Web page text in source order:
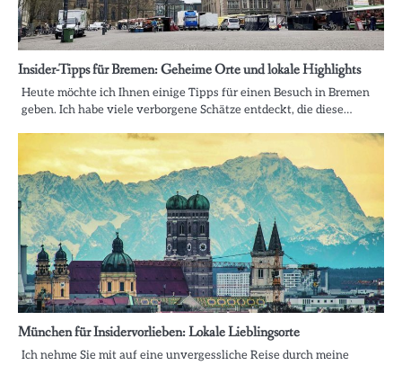
Insider-Tipps für Bremen: Geheime Orte und lokale Highlights
Heute möchte ich Ihnen einige Tipps für einen Besuch in Bremen
geben. Ich habe viele verborgene Schätze entdeckt, die diese…
München für Insidervorlieben: Lokale Lieblingsorte
Ich nehme Sie mit auf eine unvergessliche Reise durch meine